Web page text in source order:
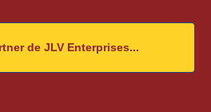
de JLV Enterprises...